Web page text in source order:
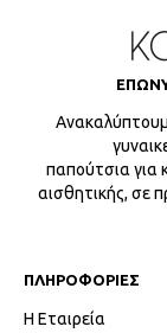
παπούτσια για
αισθητικής, σε
ΠΛΗΡΟΦΟΡΙΕΣ
Η Εταιρεία